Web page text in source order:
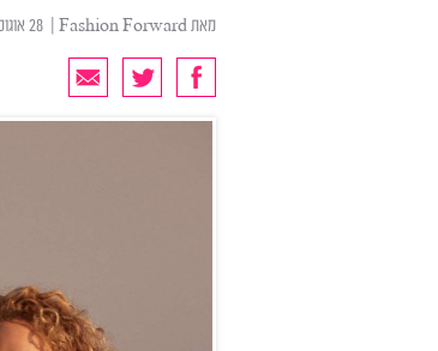
מאתFashion Forward